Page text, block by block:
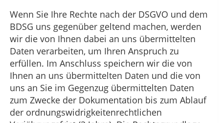
Wenn Sie Ihre Rechte nach der DSGVO und dem
BDSG uns gegenüber geltend machen, werden
wir die von Ihnen dabei an uns übermittelten
Daten verarbeiten, um Ihren Anspruch zu
erfüllen. Im Anschluss speichern wir die von
Ihnen an uns übermittelten Daten und die von
uns an Sie im Gegenzug übermittelten Daten
zum Zwecke der Dokumentation bis zum Ablauf
der ordnungswidrigkeitenrechtlichen